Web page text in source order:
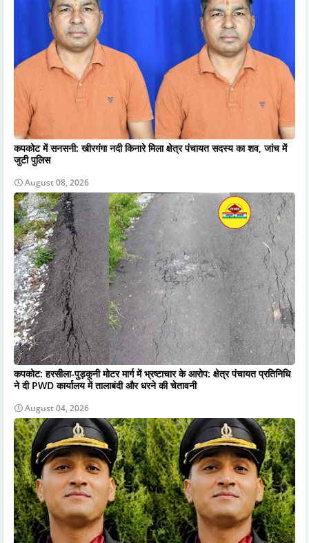
कपकोट में सनसनी: खीरगंगा नदी किनारे मिला क्षेत्र पंचायत सदस्य का शव, जांच में
जुटी पुलिस
August 08, 2026
कपकोट: हरसीला-पुड़कूनी मोटर मार्ग में भ्रष्टाचार के आरोप: क्षेत्र पंचायत प्रतिनिधि
ने दी PWD कार्यालय में तालाबंदी और धरने की चेतावनी
August 04, 2026